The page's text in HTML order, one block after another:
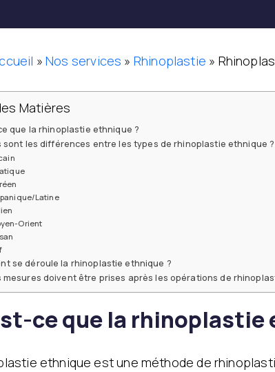
»Nos services » Rhinoplastie »
Matières
que la rhinoplastie ethnique ?
sont les différences entre les types de rhinoplastie ethnique ?
Latine
Orient
se déroule la rhinoplastie ethnique ?
mesures doivent être prises après les opérations de
ce que la rhinoplastie
ethnique est une méthode de